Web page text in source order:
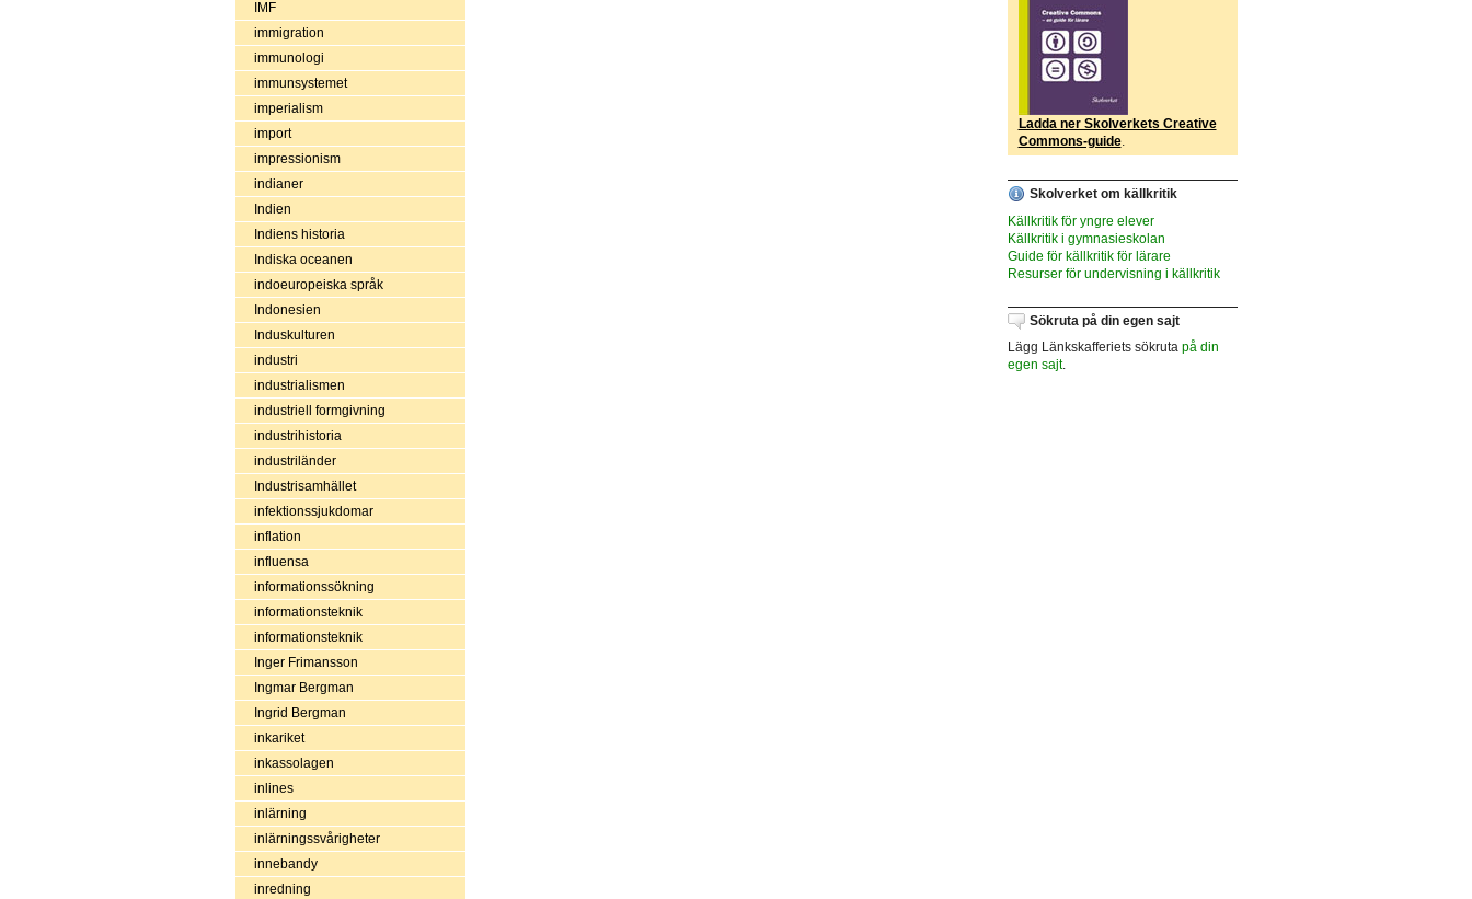
IMF
immigration
immunologi
immunsystemet
imperialism
import
impressionism
indianer
Indien
Indiens historia
Indiska oceanen
indoeuropeiska språk
Indonesien
Induskulturen
industri
industrialismen
industriell formgivning
industrihistoria
industriländer
Industrisamhället
infektionssjukdomar
inflation
influensa
informationssökning
informationsteknik
informationsteknik
Inger Frimansson
Ingmar Bergman
Ingrid Bergman
inkariket
inkassolagen
inlines
inlärning
inlärningssvårigheter
innebandy
inredning
Ladda ner Skolverkets Creative
Commons-guide.
Skolverket om källkritik
Källkritik för yngre elever
Källkritik i gymnasieskolan
Guide för källkritik för lärare
Resurser för undervisning i källkritik
Sökruta på din egen sajt
Lägg Länkskafferiets sökruta på din
egen sajt.